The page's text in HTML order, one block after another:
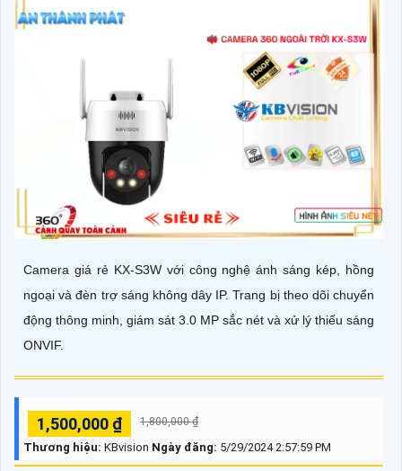
Camera giá rẻ KX-S3W với công nghệ ánh sáng kép, hồng
ngoại và đèn trợ sáng không dây IP. Trang bị theo dõi chuyển
động thông minh, giám sát 3.0 MP sắc nét và xử lý thiếu sáng
ONVIF.
1,500,000 ₫ 1,800,000 ₫
Thương hiệu: KBvision Ngày đăng: 5/29/2024 2:57:59 PM